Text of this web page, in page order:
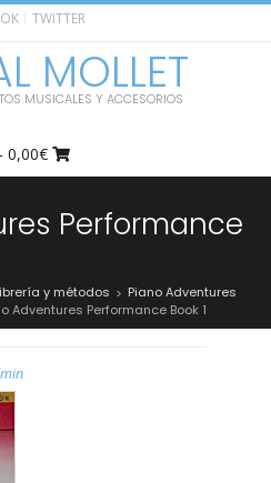
TWITTER
MOLLET
MUSICALES Y ACCESORIOS
- 0,00€
Performance
y métodos > Piano Adventures
Adventures Performance Book 1